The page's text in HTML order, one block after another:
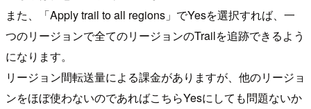
また、「Apply trail to all regions」でYesを選択すれば、一
つのリージョンで全てのリージョンのTrailを追跡できるよう
になります。
リージョン間転送量による課金がありますが、他のリージョ
ンをほぼ使わないのであればこちらYesにしても問題ないか